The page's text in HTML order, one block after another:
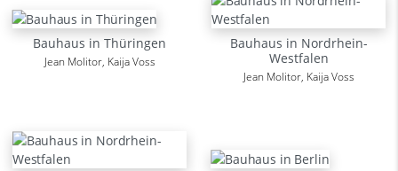
Bauhaus in Thüringen
Jean Molitor, Kaija Voss
Bauhaus in Nordrhein-
Westfalen
Jean Molitor, Kaija Voss